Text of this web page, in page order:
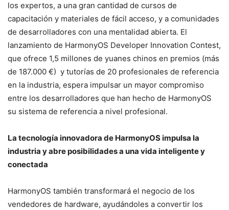
los expertos, a una gran cantidad de cursos de
capacitación y materiales de fácil acceso, y a comunidades
de desarrolladores con una mentalidad abierta. El
lanzamiento de HarmonyOS Developer Innovation Contest,
que ofrece 1,5 millones de yuanes chinos en premios (más
de 187.000 €) y tutorías de 20 profesionales de referencia
en la industria, espera impulsar un mayor compromiso
entre los desarrolladores que han hecho de HarmonyOS
su sistema de referencia a nivel profesional.
La tecnología innovadora de HarmonyOS impulsa la
industria y abre posibilidades a una vida inteligente y
conectada
HarmonyOS también transformará el negocio de los
vendedores de hardware, ayudándoles a convertir los